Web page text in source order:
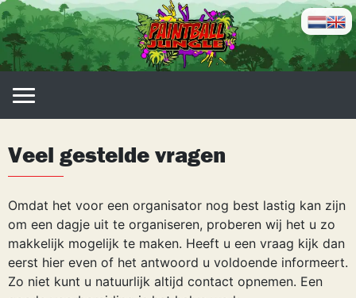
Skip
to
content
Veel gestelde vragen
Omdat het voor een organisator nog best lastig kan zijn
om een dagje uit te organiseren, proberen wij het u zo
makkelijk mogelijk te maken. Heeft u een vraag kijk dan
eerst hier even of het antwoord u voldoende informeert.
Zo niet kunt u natuurlijk altijd contact opnemen. Een